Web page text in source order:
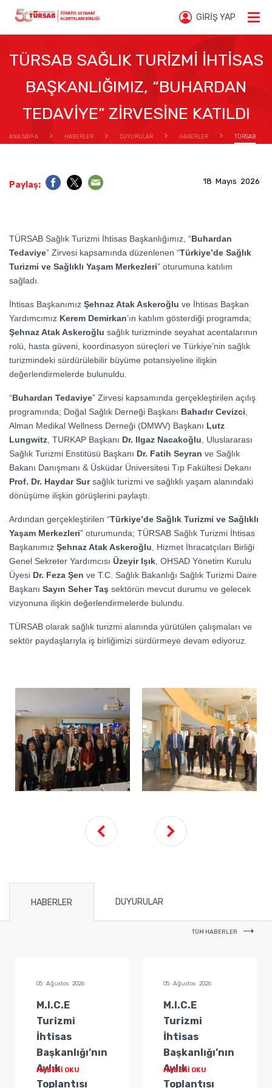
GİRİŞ YAP
TÜRSAB SAĞLIK TURİZMİ İHTİSAS
BAŞKANLIĞIMIZ, “BUHARDAN
TEDAVİYE” ZİRVESİNE KATILDI
ANA SAYFA HABERLER DUYURULAR HABERLER TÜRSAB
18 Mayıs 2026
Paylaş:
TÜRSAB Sağlık Turizmi İhtisas Başkanlığımız, “Buhardan
Tedaviye” Zirvesi kapsamında düzenlenen “Türkiye’de Sağlık
Turizmi ve Sağlıklı Yaşam Merkezleri” oturumuna katılım
sağladı.
İhtisas Başkanımız Şehnaz Atak Askeroğlu ve İhtisas Başkan
Yardımcımız Kerem Demirkan’ın katılım gösterdiği programda;
Şehnaz Atak Askeroğlu sağlık turizminde seyahat acentalarının
rolü, hasta güveni, koordinasyon süreçleri ve Türkiye’nin sağlık
turizmindeki sürdürülebilir büyüme potansiyeline ilişkin
değerlendirmelerde bulunuldu.
“Buhardan Tedaviye” Zirvesi kapsamında gerçekleştirilen açılış
programında; Doğal Sağlık Derneği Başkanı Bahadır Cevizci
Alman Medikal Wellness Derneği (DMWV) Başkanı Lutz
Lungwitz , TURKAP Başkanı Dr. Ilgaz Nacakoğlu , Uluslararası
Sağlık Turizmi Enstitüsü Başkanı Dr. Fatih Seyran ve Sağlık
Bakanı Danışmanı & Üsküdar Üniversitesi Tıp Fakültesi Dekanı
Prof. Dr. Haydar Sursağlık turizmi ve sağlıklı yaşam alanındaki
dönüşüme ilişkin görüşlerini paylaştı.
Ardından gerçekleştirilen “Türkiye’de Sağlık Turizmi ve Sağlıklı
Yaşam Merkezleri” oturumunda; TÜRSAB Sağlık Turizmi İhtisas
Başkanımız Şehnaz Atak Askeroğlu , Hizmet İhracatçıları Birliği
Genel Sekreter Yardımcısı Üzeyir Işık , OHSAD Yönetim Kurulu
Üyesi Dr. Feza Şen ve T.C. Sağlık Bakanlığı Sağlık Turizmi Daire
Başkanı Sayın Seher Taş sektörün mevcut durumu ve gelecek
vizyonuna ilişkin değerlendirmelerde bulundu.
TÜRSAB olarak sağlık turizmi alanında yürütülen çalışmaları ve
sektör paydaşlarıyla iş birliğimizi sürdürmeye devam ediyoruz.
HABERLER DUYURULAR
TÜM HABERLER
05 Ağustos 2026
M.I.C.E
Turizmi
İhtisas
Başkanlığı’nın
Aylık
Toplantısı
HABERİ OKU
05 Ağustos 2026
M.I.C.E
Turizmi
İhtisas
Başkanlığı’nın
Aylık
Toplantısı
HABERİ OKU